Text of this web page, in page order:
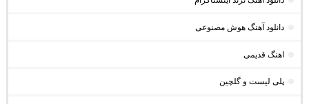
دانلود آهنگ هوش مصنوعی
اهنگ قدیمی
پلی لیست و گلچین